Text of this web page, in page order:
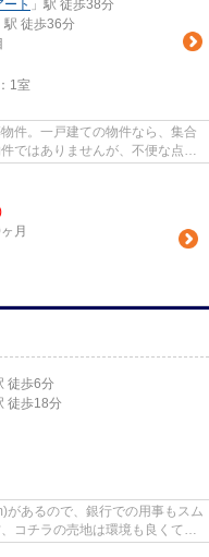
ート 」駅 徒歩38分
駅 徒歩36分
1室
件。一戸建ての物件なら、集合
ではありませんが、不便な点は
月
徒歩6分
徒歩18分
あるので、銀行での用事もスム
コチラの売地は環境も良くてお